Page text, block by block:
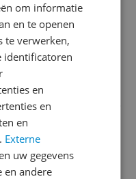
graag je mening
schrijven van je
duurt het schrijven
de 3 en 10 minuten.
een betere
maand kans op
om informatie
en te openen
te verwerken,
identificatoren
en
en
en
Externe
uw gegevens
en andere